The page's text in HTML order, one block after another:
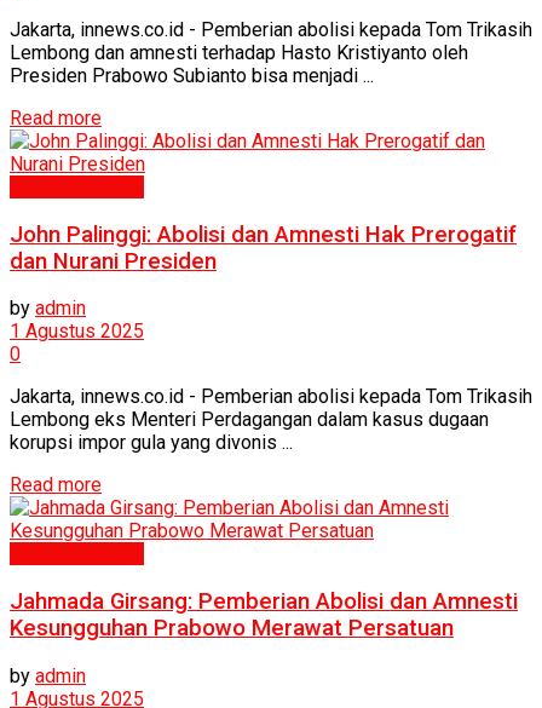
Jakarta, innews.co.id - Pemberian abolisi kepada Tom Trikasih
Lembong dan amnesti terhadap Hasto Kristiyanto oleh
Presiden Prabowo Subianto bisa menjadi ...
Read more
John Palinggi: Abolisi dan Amnesti Hak Prerogatif
dan Nurani Presiden
by admin
1 Agustus 2025
0
Jakarta, innews.co.id - Pemberian abolisi kepada Tom Trikasih
Lembong eks Menteri Perdagangan dalam kasus dugaan
korupsi impor gula yang divonis ...
Read more
Jahmada Girsang: Pemberian Abolisi dan Amnesti
Kesungguhan Prabowo Merawat Persatuan
by admin
1 Agustus 2025